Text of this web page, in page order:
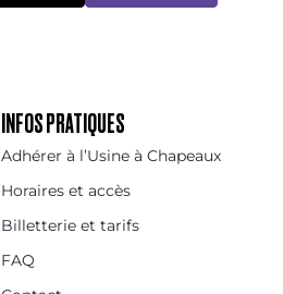
INFOS PRATIQUES
Adhérer à l’Usine à Chapeaux
Horaires et accès
Billetterie et tarifs
FAQ